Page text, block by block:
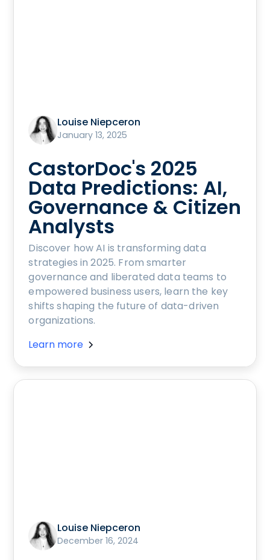
Louise Niepceron
January 13, 2025
CastorDoc's 2025
Data Predictions: AI,
Governance & Citizen
Analysts
Discover how AI is transforming data
strategies in 2025. From smarter
governance and liberated data teams to
empowered business users, learn the key
shifts shaping the future of data-driven
organizations.
Learn more
Louise Niepceron
December 16, 2024